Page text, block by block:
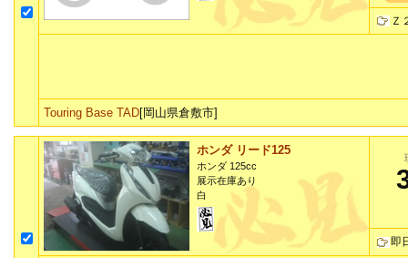
Ｚ
Touring Base TAD[岡山県倉敷市]
ホンダ リード125
ホンダ 125cc
展示在庫あり
白
即